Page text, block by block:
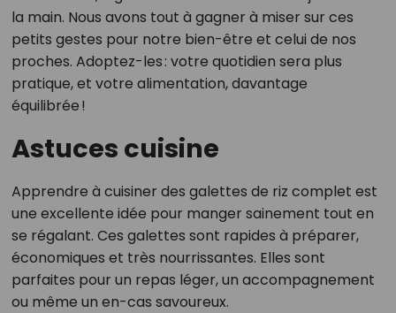
la main. Nous avons tout à gagner à miser sur ces
petits gestes pour notre bien-être et celui de nos
proches. Adoptez-les : votre quotidien sera plus
pratique, et votre alimentation, davantage
équilibrée !
Astuces cuisine
Apprendre à cuisiner des galettes de riz complet est
une excellente idée pour manger sainement tout en
se régalant. Ces galettes sont rapides à préparer,
économiques et très nourrissantes. Elles sont
parfaites pour un repas léger, un accompagnement
ou même un en-cas savoureux.